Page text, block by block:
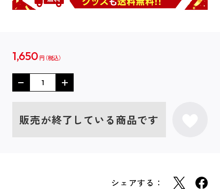
1,650 円
販売が終了している商品です
シェアする：